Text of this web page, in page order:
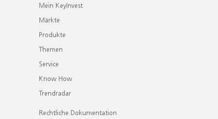
Mein KeyInvest
Märkte
Produkte
Themen
Service
Know How
Trendradar
Rechtliche Dokumentation